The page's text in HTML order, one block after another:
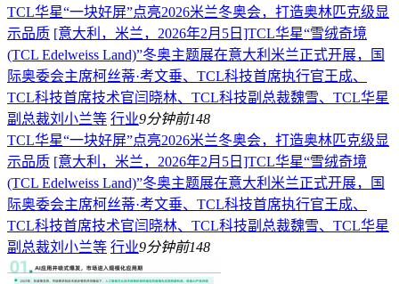
TCL华星“一块好屏”点亮2026米兰冬奥会，打造奥林匹克级显
示品质 [意大利，米兰，2026年2月5日]TCL华星“雪绒奇境
(TCL Edelweiss Land)”冬奥主题展在意大利米兰正式开展，国
际奥委会主席柯丝蒂·考文垂、TCL科技首席执行官王成、
TCL科技首席技术官闫晓林、TCL科技副总裁魏雪、TCL华星
副总裁刘小兰等 行业9分钟前148
TCL华星“一块好屏”点亮2026米兰冬奥会，打造奥林匹克级显
示品质 [意大利，米兰，2026年2月5日]TCL华星“雪绒奇境
(TCL Edelweiss Land)”冬奥主题展在意大利米兰正式开展，国
际奥委会主席柯丝蒂·考文垂、TCL科技首席执行官王成、
TCL科技首席技术官闫晓林、TCL科技副总裁魏雪、TCL华星
副总裁刘小兰等 行业9分钟前148